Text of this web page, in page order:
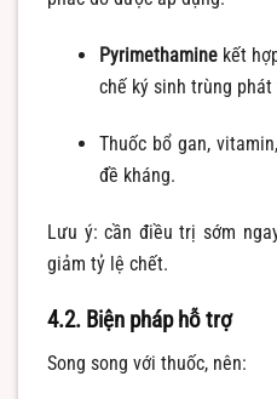
Pyrimethaminekết
chế ký sinh trùng
Thuốc bổ gan,
đề kháng.
Lưu ý: cần điều trị sớm
giảm tỷ lệ chết.
4.2. Biện pháp hỗ trợ
Song song với thuốc, nên: